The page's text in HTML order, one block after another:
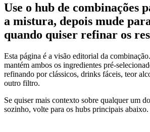
Use o hub de combinações
a mistura, depois mude
quando quiser refinar os
Esta página é a visão editorial da
mantém ambos os ingredientes pré-
refinando por clássicos, drinks fáceis, teor
outro filtro.
Se quiser mais contexto sobre qualquer um
sozinho, volte para os hubs principais abaixo.